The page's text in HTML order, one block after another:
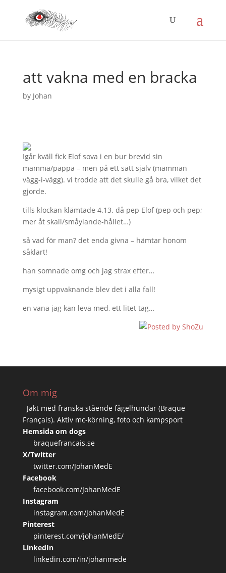
att vakna med en bracka
by Johan
Igår kväll fick Elof sova i en bur brevid sin
mamma/pappa – men på ett sätt själv (mamman
vägg-i-vägg). vi trodde att det skulle gå bra, vilket det
gjorde.
tills klockan klämtade 4.13. då pep Elof (pep och pep;
mer åt skall/småylande-hållet…)
så vad för man? det enda givna – hämtar honom
såklart!
han somnade omg och jag strax efter…
mysigt uppvaknande blev det i alla fall!
en vana jag kan leva med, ett litet tag…
Om mig
Jakt med franska stående fågelhundar (Braque
Français). Aktiv mc-körning, foto och kampsport
Hemsida om dogs
braquefrancais.se
X/Twitter
twitter.com/JohanMedE
Facebook
facebook.com/JohanMedE
Instagram
instagram.com/JohanMedE
Pinterest
pinterest.com/johanMedE/
LinkedIn
linkedin.com/in/johanmede